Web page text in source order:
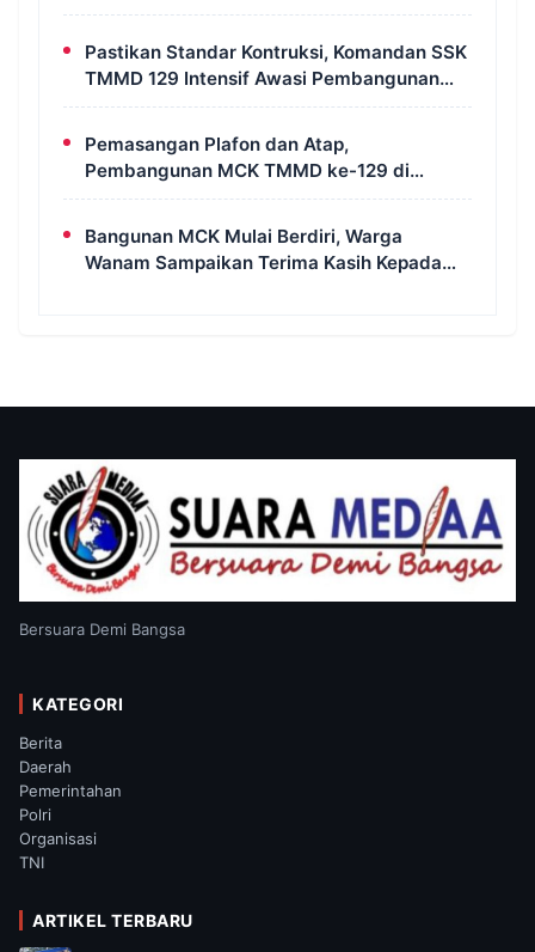
Selatan
Pastikan Standar Kontruksi, Komandan SSK
TMMD 129 Intensif Awasi Pembangunan
MCK di Wanam
Pemasangan Plafon dan Atap,
Pembangunan MCK TMMD ke-129 di
Kampung Wanam Hampir Rampung
Bangunan MCK Mulai Berdiri, Warga
Wanam Sampaikan Terima Kasih Kepada
Bersuara Demi Bangsa
KATEGORI
Berita
Daerah
Pemerintahan
Polri
Organisasi
TNI
ARTIKEL TERBARU